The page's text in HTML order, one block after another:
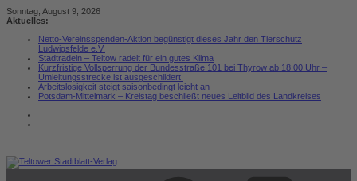
Zum
Inhalt
Sonntag, August 9, 2026
Aktuelles:
Netto-Vereinsspenden-Aktion begünstigt dieses Jahr den Tierschutz
Ludwigsfelde e.V.
Stadtradeln – Teltow radelt für ein gutes Klima
Kurzfristige Vollsperrung der Bundesstraße 101 bei Thyrow ab 18:00 Uhr –
Umleitungsstrecke ist ausgeschildert
Arbeitslosigkeit steigt saisonbedingt leicht an
Potsdam-Mittelmark – Kreistag beschließt neues Leitbild des Landkreises